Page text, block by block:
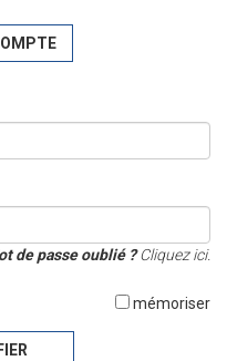
de passe oublié ?Cliquez ici.
mémoriser